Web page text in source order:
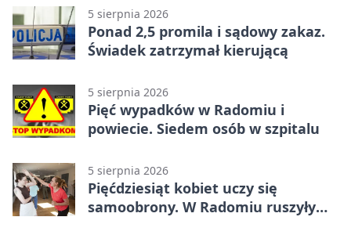
5 sierpnia 2026
Ponad 2,5 promila i sądowy zakaz.
Świadek zatrzymał kierującą
5 sierpnia 2026
Pięć wypadków w Radomiu i
powiecie. Siedem osób w szpitalu
5 sierpnia 2026
Pięćdziesiąt kobiet uczy się
samoobrony. W Radomiu ruszyły